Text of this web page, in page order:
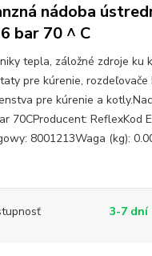
nádoba
bar 70 ^ C
tepla, záložné zdroje ku
pre kúrenie, rozdeľovače
pre kúrenie a
70CProducent: ReflexKod
8001213Waga (kg):
3-7 dní